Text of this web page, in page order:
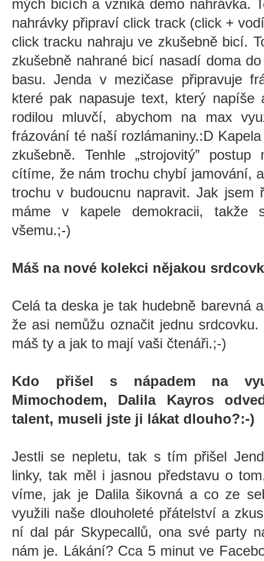
mých bicích a vzniká demo nahrávka.
nahrávky připraví click track (click +
click tracku nahraju ve zkušebně bicí.
zkušebně nahrané bicí nasadí doma
basu. Jenda v mezičase připravuje
které pak napasuje text, který napíše
rodilou mluvčí, abychom na max
frázování té naší rozlámaniny.:D
zkušebně. Tenhle „strojovitý”
cítíme, že nám trochu chybí jamování,
trochu v budoucnu napravit. Jak jsem
máme v kapele demokracii, takže
všemu.;-)
Máš na nové kolekci nějakou
Celá ta deska je tak hudebně barevná
že asi nemůžu označit jednu
máš ty a jak to mají vaši čtenáři.;-)
Kdo přišel s nápadem na
Mimochodem, Dalila Kayros
talent, museli jste ji lákat dlouho?:-)
Jestli se nepletu, tak s tím přišel
linky, tak měl i jasnou představu o
víme, jak je Dalila šikovná a co ze
využili naše dlouholeté přátelství a
ní dal pár Skypecallů, ona své party
nám je. Lákání? Cca 5 minut ve